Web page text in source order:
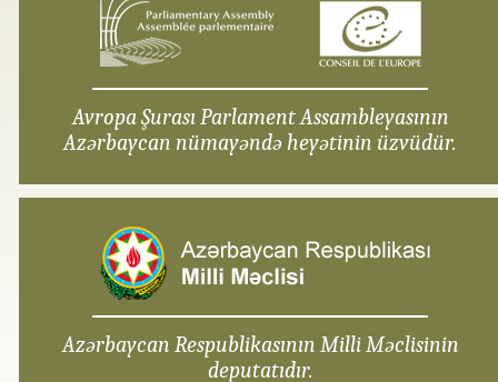
Avropa Şurası Parlament Assambleyasının
Azərbaycan nümayəndə heyətinin üzvüdür.
Azərbaycan Respublikasının Milli Məclisinin
deputatıdır.